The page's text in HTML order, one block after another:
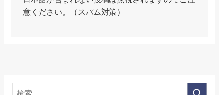
意ください。（スパム対策）